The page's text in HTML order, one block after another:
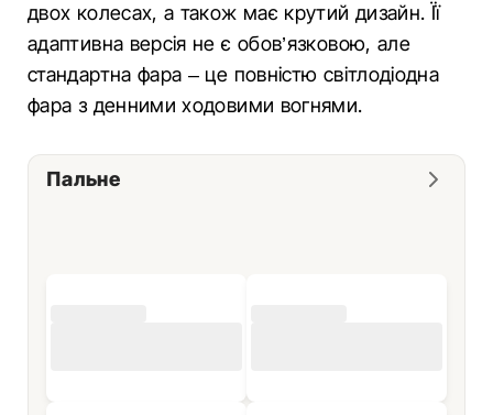
двох колесах, а також має крутий дизайн. Її
адаптивна версія не є обов’язковою, але
стандартна фара – це повністю світлодіодна
фара з денними ходовими вогнями.
Пальне